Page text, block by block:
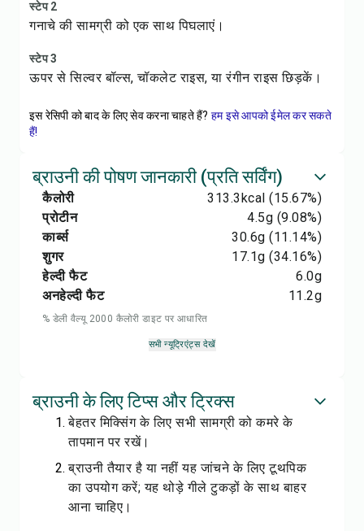
स्टेप 2
गनाचे की सामग्री को एक साथ पिघलाएं।
स्टेप 3
ऊपर से सिल्वर बॉल्स, चॉकलेट राइस, या रंगीन राइस छिड़कें।
इस रेसिपी को बाद के लिए सेव करना चाहते हैं? हम इसे आपको ईमेल कर सकते
हैं!
ब्राउनी की पोषण जानकारी (प्रति सर्विंग)
कैलोरी 313.3kcal (15.67%)
प्रोटीन
4.5g (9.08%)
कार्ब्स
30.6g (11.14%)
शुगर
17.1g (34.16%)
हेल्दी फैट
6.0g
अनहेल्दी फैट
11.2g
% डेली वैल्यू 2000 कैलोरी डाइट पर आधारित
सभी न्यूट्रिएंट्स देखें
ब्राउनी के लिए टिप्स और ट्रिक्स
बेहतर मिक्सिंग के लिए सभी सामग्री को कमरे के
तापमान पर रखें।
ब्राउनी तैयार है या नहीं यह जांचने के लिए टूथपिक
का उपयोग करें; यह थोड़े गीले टुकड़ों के साथ बाहर
आना चाहिए।